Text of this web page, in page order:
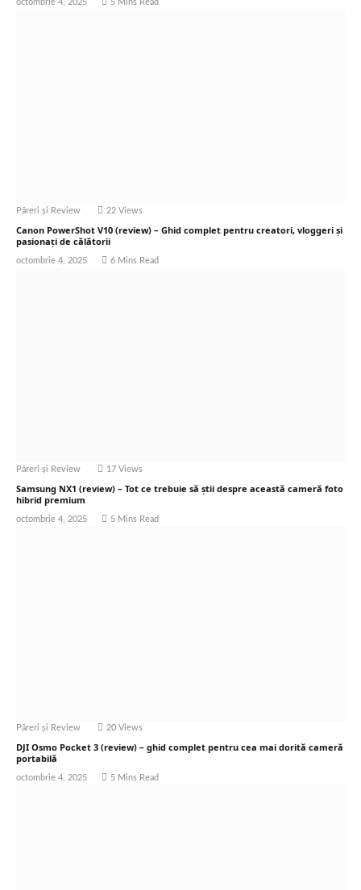
octombrie 4, 2025 5 Mins Read
Păreri și Review 22 Views
Canon PowerShot V10 (review) – Ghid complet pentru creatori, vloggeri și
pasionați de călătorii
octombrie 4, 2025 6 Mins Read
Păreri și Review 17 Views
Samsung NX1 (review) – Tot ce trebuie să știi despre această cameră foto
hibrid premium
octombrie 4, 2025 5 Mins Read
Păreri și Review 20 Views
DJI Osmo Pocket 3 (review) – ghid complet pentru cea mai dorită cameră
portabilă
octombrie 4, 2025 5 Mins Read